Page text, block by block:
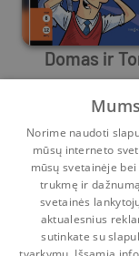
Domas ir
Tomas
0 31
Pradinis
Norime naudoti
mūsų interneto
mūsų svetainėje
trukmę ir
svetainės
aktualesnius
sutinkate su